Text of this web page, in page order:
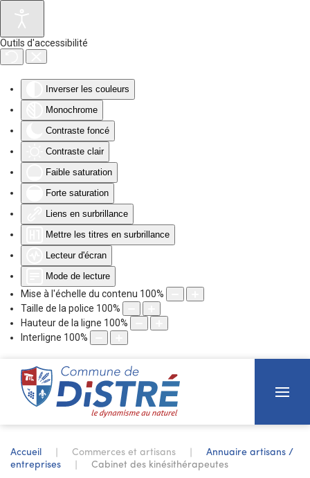
Outils d'accessibilité
Inverser les couleurs
Monochrome
Contraste foncé
Contraste clair
Faible saturation
Forte saturation
Liens en surbrillance
Mettre les titres en surbrillance
Lecteur d'écran
Mode de lecture
Mise à l'échelle du contenu 100%
Taille de la police 100%
Hauteur de la ligne 100%
Interligne 100%
Accéder au contenu principal
Accueil Commerces et artisans
Annuaire artisans /
entreprises
Cabinet des kinésithérapeutes